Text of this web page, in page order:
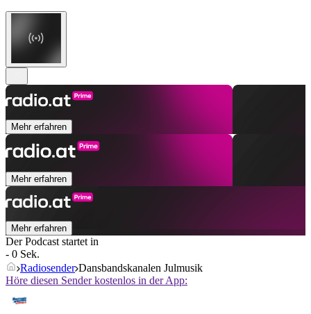
Mehr erfahren
Mehr erfahren
Mehr erfahren
Der Podcast startet in
- 0 Sek.
Radiosender Dansbandskanalen Julmusik
Höre diesen Sender kostenlos in der App: